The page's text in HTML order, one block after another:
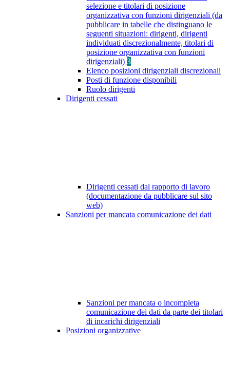
selezione e titolari di posizione
organizzativa con funzioni dirigenziali (da
pubblicare in tabelle che distinguano le
seguenti situazioni: dirigenti, dirigenti
individuati discrezionalmente, titolari di
posizione organizzativa con funzioni
dirigenziali) 3
Elenco posizioni dirigenziali discrezionali
Posti di funzione disponibili
Ruolo dirigenti
Dirigenti cessati
Dirigenti cessati dal rapporto di lavoro
(documentazione da pubblicare sul sito
web)
Sanzioni per mancata comunicazione dei dati
Sanzioni per mancata o incompleta
comunicazione dei dati da parte dei titolari
di incarichi dirigenziali
Posizioni organizzative